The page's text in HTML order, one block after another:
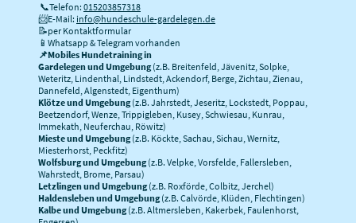
📞Telefon: 015203857318
📨E-Mail: info@hundeschule-gardelegen.de
📝per Kontaktformular
📱Whatsapp & Telegram vorhanden
📌Mobiles Hundetraining in
Gardelegen und Umgebung(z.B. Breitenfeld, Jävenitz, Solpke,
Weteritz, Lindenthal, Lindstedt, Ackendorf, Berge, Zichtau, Zienau,
Dannefeld, Algenstedt, Eigenthum)
Klötze und Umgebung(z.B. Jahrstedt, Jeseritz, Lockstedt, Poppau,
Beetzendorf, Wenze, Trippigleben, Kusey, Schwiesau, Kunrau,
Immekath, Neuferchau, Röwitz)
Mieste und Umgebung(z.B. Köckte, Sachau, Sichau, Wernitz,
Miesterhorst, Peckfitz)
Wolfsburg und Umgebung(z.B. Velpke, Vorsfelde, Fallersleben,
Wahrstedt, Brome, Parsau)
Letzlingen und Umgebung(z.B. Roxförde, Colbitz, Jerchel)
Haldensleben und Umgebung(z.B. Calvörde, Klüden, Flechtingen)
Kalbe und Umgebung(z.B. Altmersleben, Kakerbek, Faulenhorst,